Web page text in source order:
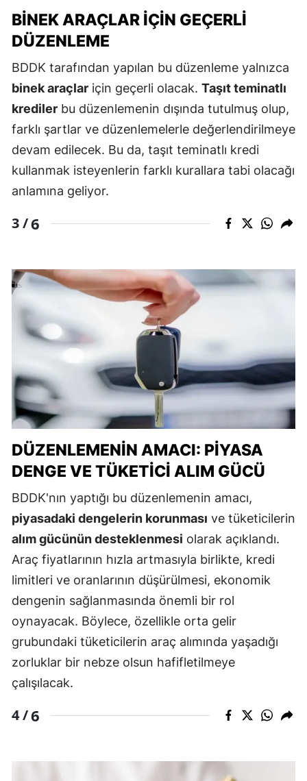
BINEK ARAÇLAR İÇIN GEÇERLI
DÜZENLEME
BDDK tarafından yapılan bu düzenleme yalnızca
binek araçlar için geçerli olacak. Taşıt teminatlı
krediler bu düzenlemenin dışında tutulmuş olup,
farklı şartlar ve düzenlemelerle değerlendirilmeye
devam edilecek. Bu da, taşıt teminatlı kredi
kullanmak isteyenlerin farklı kurallara tabi olacağı
anlamına geliyor.
3 /6
DÜZENLEMENIN AMACI: PIYASA
DENGE VE TÜKETICI ALIM GÜCÜ
BDDK'nın yaptığı bu düzenlemenin amacı,
piyasadaki dengelerin korunması ve tüketicilerin
alım gücünün desteklenmesi olarak açıklandı.
Araç fiyatlarının hızla artmasıyla birlikte, kredi
limitleri ve oranlarının düşürülmesi, ekonomik
dengenin sağlanmasında önemli bir rol
oynayacak. Böylece, özellikle orta gelir
grubundaki tüketicilerin araç alımında yaşadığı
zorluklar bir nebze olsun hafifletilmeye
çalışılacak.
4 /6